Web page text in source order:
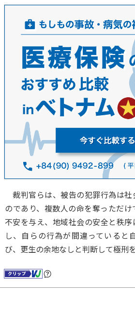
裁判官らは、被告の犯罪行為は社
のであり、複数人の命を奪っただ
不安を与え、地域社会の安全と秩
し、自らの行為が間違っていると
び、更生の余地なしと判断して極刑